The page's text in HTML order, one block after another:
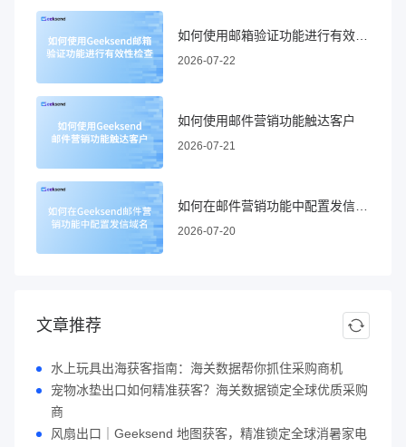
2026-07-22
如何使用邮件营销功能触达客户
2026-07-21
2026-07-20
文章推荐
水上玩具出海获客指南：海关数据帮你抓住采购商机
宠物冰垫出口如何精准获客？海关数据锁定全球优质采购
商
风扇出口｜Geeksend 地图获客，精准锁定全球消暑家电